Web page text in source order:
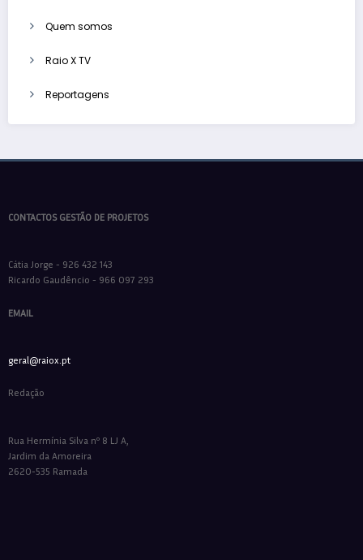
Quem somos
Raio X TV
Reportagens
CONTACTOS GESTÃO DE PROJETOS
Cátia Jorge - 926 432 143
Ricardo Gaudêncio - 966 097 293
EMAIL
geral@raiox.pt
Redação
Rua Hermínia Silva nº 8 LJ A,
Jardim da Amoreira
2620-535 Ramada